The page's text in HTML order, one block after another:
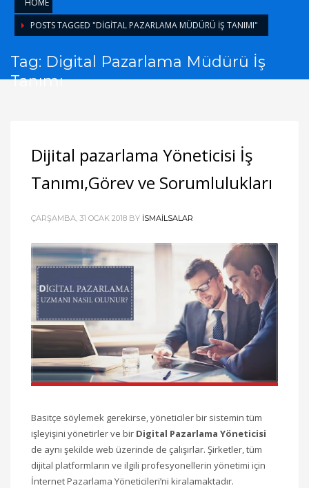
POSTS TAGGED "DIGITAL PAZARLAMA MÜDÜRÜ İŞ TANIMI"
Tag: Digital Pazarlama Müdürü İş
Tanımı
Dijital pazarlama Yöneticisi İş
Tanımı,Görev ve Sorumlulukları
ÇARŞAMBA, 31 OCAK 2018 BY ISMAILSALAR
Basitçe söylemek gerekirse, yöneticiler bir sistemin tüm
işleyişini yönetirler ve bir Digital Pazarlama Yöneticisi
de aynı şekilde web üzerinde de çalışırlar. Şirketler, tüm
dijital platformların ve ilgili profesyonellerin yönetimi için
İnternet Pazarlama Yöneticileri’ni kiralamaktadır.